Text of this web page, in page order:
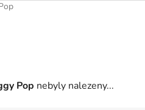
Pop nebyly nalezeny...